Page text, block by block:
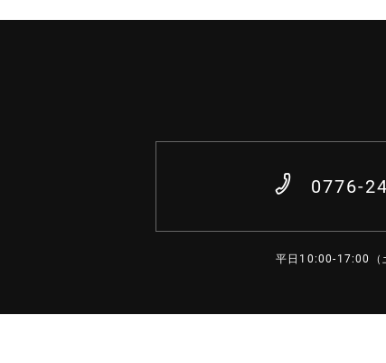
0776-
平日10:00-17:00（